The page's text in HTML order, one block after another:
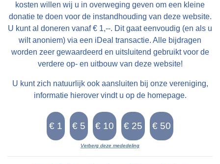
kosten willen wij u in overweging geven om een kleine
donatie te doen voor de instandhouding van deze website.
U kunt al doneren vanaf € 1,--. Dit gaat eenvoudig (en als u
wilt anoniem) via een iDeal transactie. Alle bijdragen
worden zeer gewaardeerd en uitsluitend gebruikt voor de
verdere op- en uitbouw van deze website!
U kunt zich natuurlijk ook aansluiten bij onze vereniging,
informatie hierover vindt u op de homepage.
Verberg deze mededeling